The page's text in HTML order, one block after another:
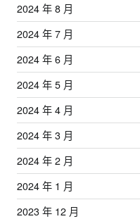
2024 年 8 月
2024 年 7 月
2024 年 6 月
2024 年 5 月
2024 年 4 月
2024 年 3 月
2024 年 2 月
2024 年 1 月
2023 年 12 月